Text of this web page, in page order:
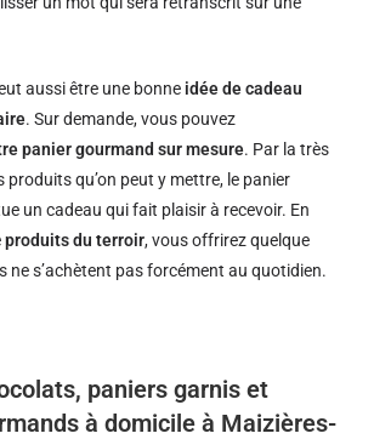
aussi être une bonne idée de cadeau
. Sur demande, vous pouvez
panier gourmand sur mesure. Par la très
produits qu’on peut y mettre, le panier
un cadeau qui fait plaisir à recevoir. En
produits du terroir, vous offrirez quelque
ne s’achètent pas forcément au quotidien.
paniers garnis et
à domicile à Maizières-